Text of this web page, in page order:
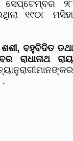
ସେପ୍ଟେମ୍ବର ୨୮
୧୯୦୮ ମସିହା
ବହୁବିଦିତ ତଥା
ରାଧାନାଥ ରାୟ